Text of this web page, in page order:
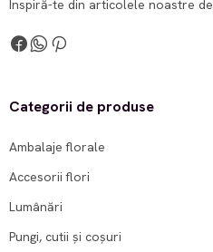
Inspiră-te din articolele noastre de
Categorii de produse
Ambalaje florale
Accesorii flori
Lumânări
Pungi, cutii și coșuri